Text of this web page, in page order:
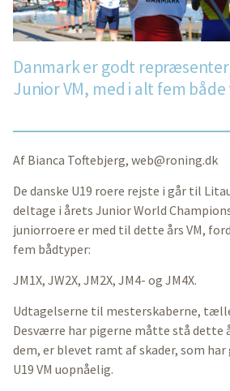
Danmark er godt
Junior VM, med i alt fem
Af Bianca Toftebjerg, web@roning.dk
De danske U19 roere rejste i går til
deltage i årets Junior World
juniorroere er med til dette års VM,
fem bådtyper:
JM1X, JW2X, JM2X, JM4- og JM4X.
Udtagelserne til mesterskaberne,
Desværre har pigerne måtte stå dette
dem, er blevet ramt af skader, som
U19 VM uopnåelig.